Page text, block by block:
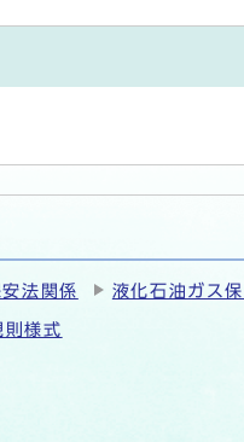
法関係 液化石油ガス
則様式